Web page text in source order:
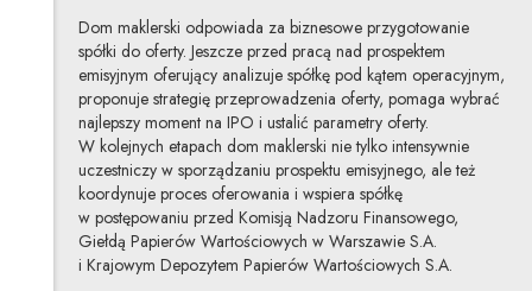
Dom maklerski odpowiada za biznesowe przygotowanie
spółki do oferty. Jeszcze przed pracą nad prospektem
emisyjnym oferujący analizuje spółkę pod kątem operacyjnym,
proponuje strategię przeprowadzenia oferty, pomaga wybrać
najlepszy moment na IPO i ustalić parametry oferty.
W kolejnych etapach dom maklerski nie tylko intensywnie
uczestniczy w sporządzaniu prospektu emisyjnego, ale też
koordynuje proces oferowania i wspiera spółkę
w postępowaniu przed Komisją Nadzoru Finansowego,
Giełdą Papierów Wartościowych w Warszawie S.A.
i Krajowym Depozytem Papierów Wartościowych S.A.